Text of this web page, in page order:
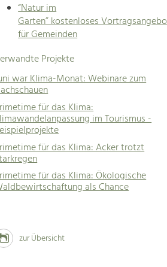
“Natur im
Garten” kostenloses
für Gemeinden
Projekte
war Klima-Monat: Webinare zum
für das Klima:
im Tourismus -
für das Klima: Acker trotzt
für das Klima: Ökologische
als Chance
zur Übersicht